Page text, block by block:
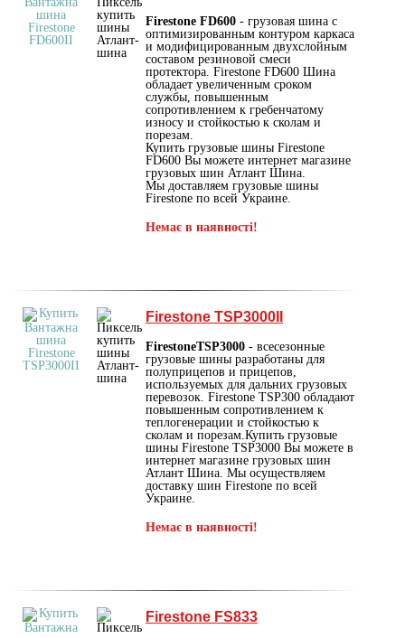
Firestone FD600 - грузовая шина с
оптимизированным контуром каркаса
и модифицированным двухслойным
составом резиновой смеси
протектора. Firestone FD600 Шина
обладает увеличенным сроком
службы, повышенным
сопротивлением к гребенчатому
износу и стойкостью к сколам и
порезам.
Купить грузовые шины Firestone
FD600 Вы можете интернет магазине
грузовых шин Атлант Шина.
Мы доставляем грузовые шины
Firestone по всей Украине.
Немає в наявності!
Firestone TSP3000II
FirestoneTSP3000 - всесезонные
грузовые шины разработаны для
полуприцепов и прицепов,
используемых для дальних грузовых
перевозок. Firestone TSP300 обладают
повышенным сопротивлением к
теплогенерации и стойкостью к
сколам и порезам.Купить грузовые
шины Firestone TSP3000 Вы можете в
интернет магазине грузовых шин
Атлант Шина. Мы осуществляем
доставку шин Firestone по всей
Украине.
Немає в наявності!
Firestone FS833